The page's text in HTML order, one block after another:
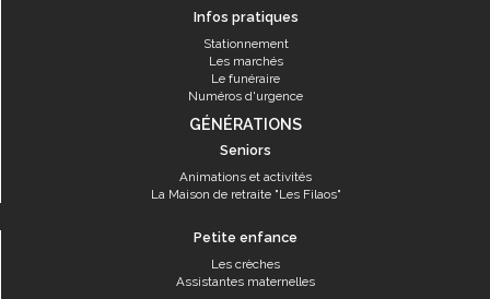
Infos pratiques
Stationnement
Les marchés
Le funéraire
Numéros d'urgence
GÉNÉRATIONS
Seniors
Animations et activités
La Maison de retraite "Les Filaos"
Petite enfance
Les crèches
Assistantes maternelles